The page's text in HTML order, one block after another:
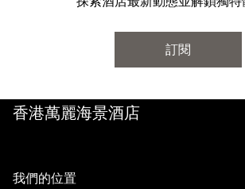
訂閱
香港萬麗海景酒店
我們的位置